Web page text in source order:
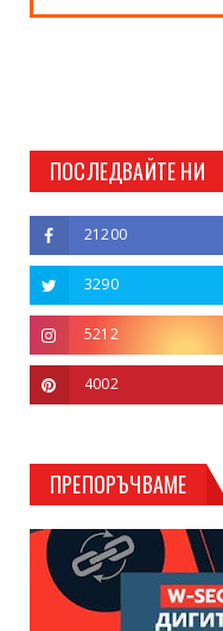
ПОСЛЕДВАЙТЕ НИ
21200
3290
5212
4002
ПРЕПОРЪЧВАМЕ